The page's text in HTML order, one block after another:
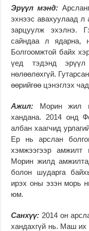
Эрүүл мэнд:
эхнээс авахуулаад л
зарцуулж эхэлнэ.
сайндаа л ядарна,
Болгоомжтой байх
үед тэдэнд
нөлөөлөхгүй.
өөрийгөө цэнэглэх
Ажил: Морин жил
хандана. 2014 онд
албан хаагчид
Ер нь арслан
хэмжээгээр амжилт
Морин жилд
болон шударга
ирэх оны эзэн морь
юм.
Санхүү: 2014 он
хандахгүй нь. Маш их